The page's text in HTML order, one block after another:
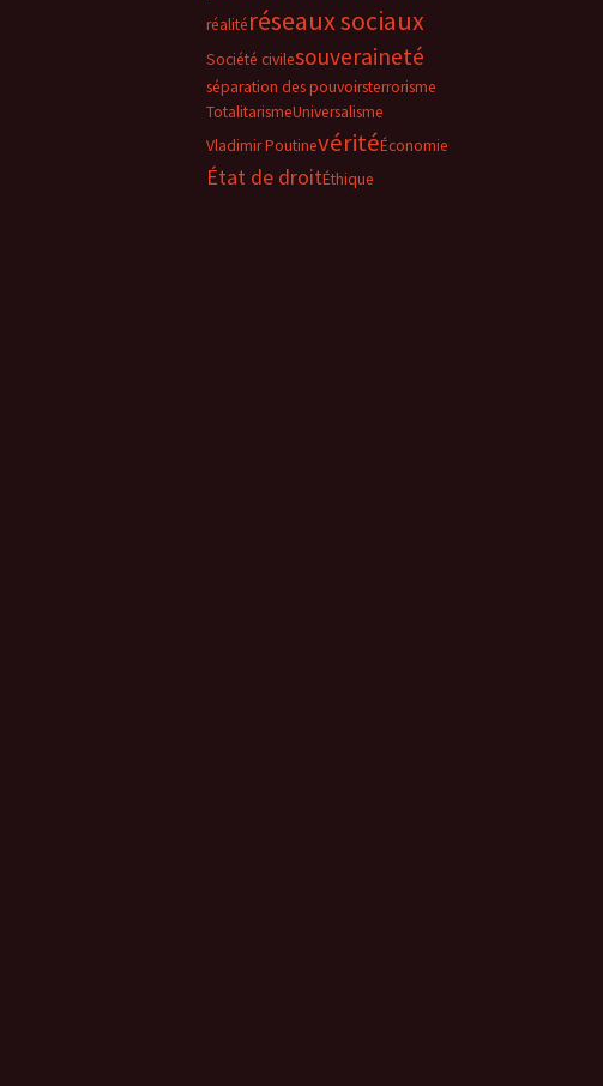
réalitéréseaux sociaux
Société civilesouveraineté
séparation des pouvoirsterrorisme
TotalitarismeUniversalisme
Vladimir PoutinevéritéÉconomie
État de droitÉthique